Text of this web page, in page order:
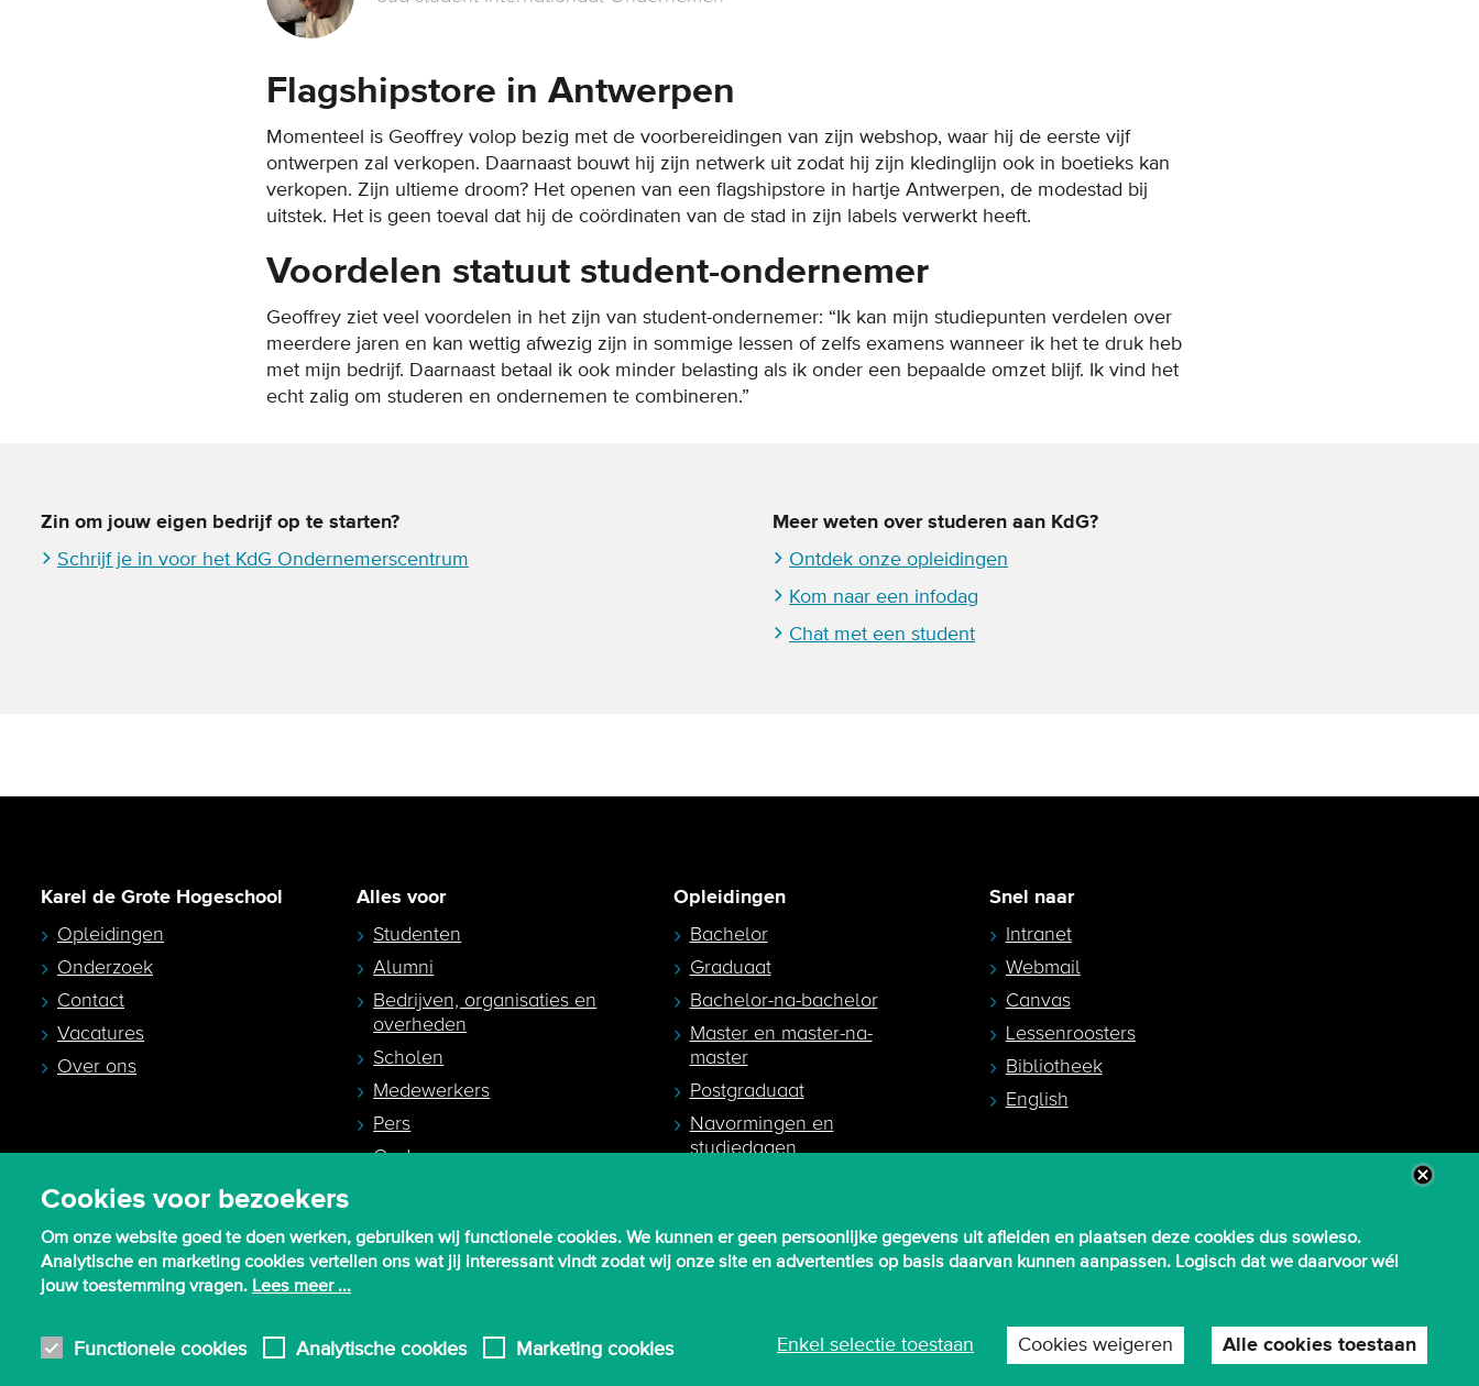
Cookies voor bezoekers
Om onze website goed te doen werken, gebruiken wij functionele cookies. We kunnen er geen persoonlijke gegevens uit afleiden en plaatsen deze cookies dus sowieso.
Analytische en marketing cookies vertellen ons wat jij interessant vindt zodat wij onze site en advertenties op basis daarvan kunnen aanpassen. Logisch dat we daarvoor wél
jouw toestemming vragen. Lees meer ...
Functionele cookies Analytische cookies Marketing cookies Enkel selectie toestaan Cookies weigeren Alle cookies toestaan
Flagshipstore in Antwerpen
Momenteel is Geoffrey volop bezig met de voorbereidingen van zijn webshop, waar hij de eerste vijf
ontwerpen zal verkopen. Daarnaast bouwt hij zijn netwerk uit zodat hij zijn kledinglijn ook in boetieks kan
verkopen. Zijn ultieme droom? Het openen van een flagshipstore in hartje Antwerpen, de modestad bij
uitstek. Het is geen toeval dat hij de coördinaten van de stad in zijn labels verwerkt heeft.
Voordelen statuut student-ondernemer
Geoffrey ziet veel voordelen in het zijn van student-ondernemer: “Ik kan mijn studiepunten verdelen over
meerdere jaren en kan wettig afwezig zijn in sommige lessen of zelfs examens wanneer ik het te druk heb
met mijn bedrijf. Daarnaast betaal ik ook minder belasting als ik onder een bepaalde omzet blijf. Ik vind het
echt zalig om studeren en ondernemen te combineren.”
Zin om jouw eigen bedrijf op te starten?
Schrijf je in voor het KdG Ondernemerscentrum
Meer weten over studeren aan KdG?
Ontdek onze opleidingen
Kom naar een infodag
Chat met een student
Karel de Grote Hogeschool
Opleidingen
Onderzoek
Contact
Vacatures
Over ons
Alles voor
Studenten
Alumni
Bedrijven, organisaties en
overheden
Scholen
Medewerkers
Pers
Ouders en
Opleidingen
Bachelor
Graduaat
Bachelor-na-bachelor
Master en master-na-
master
Postgraduaat
Navormingen en
studiedagen
Snel naar
Intranet
Webmail
Canvas
Lessenroosters
Bibliotheek
English
Algemene inkoopvoorwaarden
Gebruiksvoorwaarden en privacy Privacy-instellingen